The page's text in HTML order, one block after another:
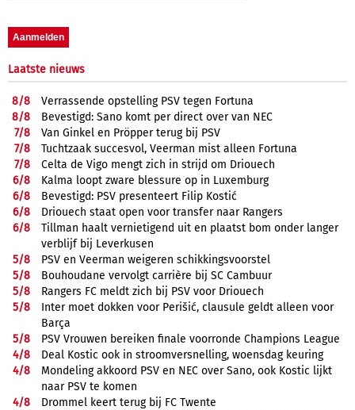
Laatste nieuws
8/8
Verrassende opstelling PSV tegen Fortuna
8/8
Bevestigd: Sano komt per direct over van NEC
7/8
Van Ginkel en Pröpper terug bij PSV
7/8
Tuchtzaak succesvol, Veerman mist alleen Fortuna
7/8
Celta de Vigo mengt zich in strijd om Driouech
6/8
Kalma loopt zware blessure op in Luxemburg
6/8
Bevestigd: PSV presenteert Filip Kostić
6/8
Driouech staat open voor transfer naar Rangers
6/8
Tillman haalt vernietigend uit en plaatst bom onder langer
verblijf bij Leverkusen
5/8
PSV en Veerman weigeren schikkingsvoorstel
5/8
Bouhoudane vervolgt carrière bij SC Cambuur
5/8
Rangers FC meldt zich bij PSV voor Driouech
5/8
Inter moet dokken voor Perišić, clausule geldt alleen voor
Barça
5/8
PSV Vrouwen bereiken finale voorronde Champions League
4/8
Deal Kostic ook in stroomversnelling, woensdag keuring
4/8
Mondeling akkoord PSV en NEC over Sano, ook Kostic lijkt
naar PSV te komen
4/8
Drommel keert terug bij FC Twente